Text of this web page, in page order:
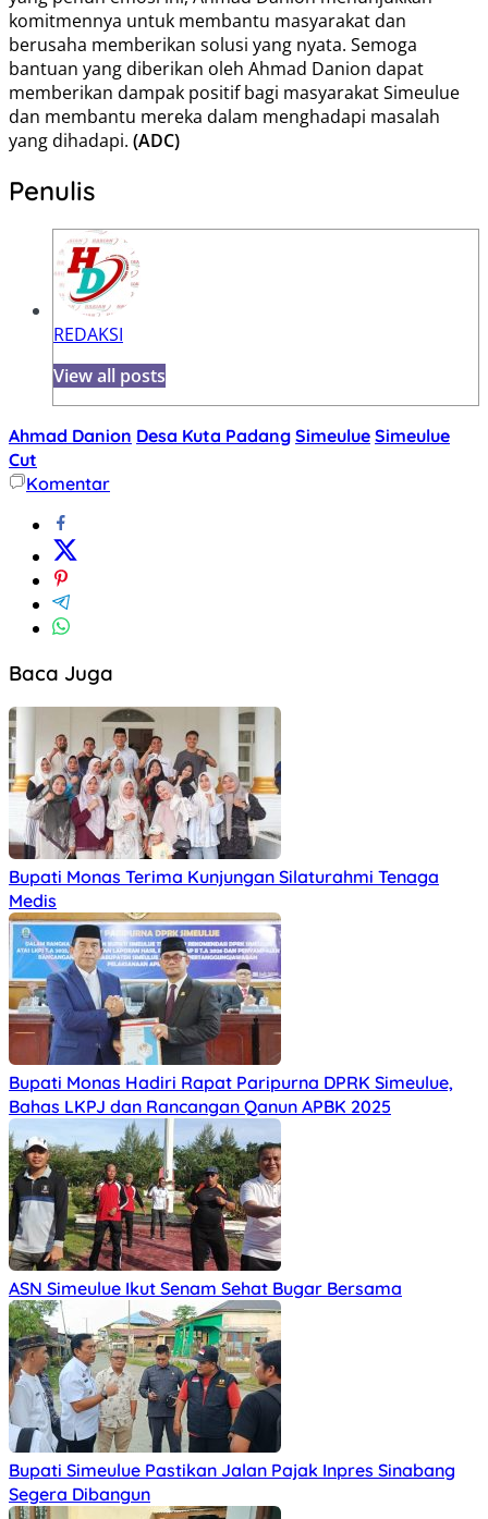
komitmennya untuk membantu masyarakat dan
berusaha memberikan solusi yang nyata. Semoga
bantuan yang diberikan oleh Ahmad Danion dapat
memberikan dampak positif bagi masyarakat Simeulue
dan membantu mereka dalam menghadapi masalah
yang dihadapi. (ADC)
Penulis
REDAKSI
View all posts
Ahmad Danion Desa Kuta Padang Simeulue Simeulue
Cut
Komentar
Baca Juga
Bupati Monas Terima Kunjungan Silaturahmi Tenaga
Medis
Bupati Monas Hadiri Rapat Paripurna DPRK Simeulue,
Bahas LKPJ dan Rancangan Qanun APBK 2025
ASN Simeulue Ikut Senam Sehat Bugar Bersama
Bupati Simeulue Pastikan Jalan Pajak Inpres Sinabang
Segera Dibangun